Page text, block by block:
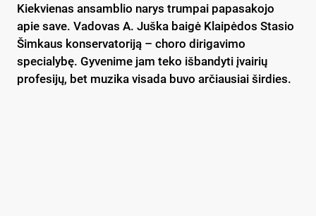
Kiekvienas ansamblio narys trumpai papasakojo
apie save. Vadovas A. Juška baigė Klaipėdos Stasio
Šimkaus konservatoriją – choro dirigavimo
specialybę. Gyvenime jam teko išbandyti įvairių
profesijų, bet muzika visada buvo arčiausiai širdies.